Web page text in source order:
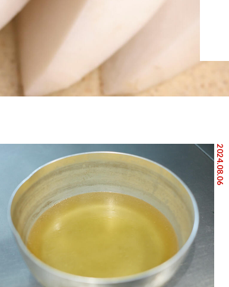
2024.08.06